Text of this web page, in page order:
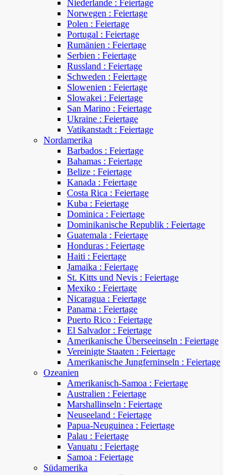
Niederlande : Feiertage
Norwegen : Feiertage
Polen : Feiertage
Portugal : Feiertage
Rumänien : Feiertage
Serbien : Feiertage
Russland : Feiertage
Schweden : Feiertage
Slowenien : Feiertage
Slowakei : Feiertage
San Marino : Feiertage
Ukraine : Feiertage
Vatikanstadt : Feiertage
Nordamerika
Barbados : Feiertage
Bahamas : Feiertage
Belize : Feiertage
Kanada : Feiertage
Costa Rica : Feiertage
Kuba : Feiertage
Dominica : Feiertage
Dominikanische Republik : Feiertage
Guatemala : Feiertage
Honduras : Feiertage
Haiti : Feiertage
Jamaika : Feiertage
St. Kitts und Nevis : Feiertage
Mexiko : Feiertage
Nicaragua : Feiertage
Panama : Feiertage
Puerto Rico : Feiertage
El Salvador : Feiertage
Amerikanische Überseeinseln : Feiertage
Vereinigte Staaten : Feiertage
Amerikanische Jungferninseln : Feiertage
Ozeanien
Amerikanisch-Samoa : Feiertage
Australien : Feiertage
Marshallinseln : Feiertage
Neuseeland : Feiertage
Papua-Neuguinea : Feiertage
Palau : Feiertage
Vanuatu : Feiertage
Samoa : Feiertage
Südamerika